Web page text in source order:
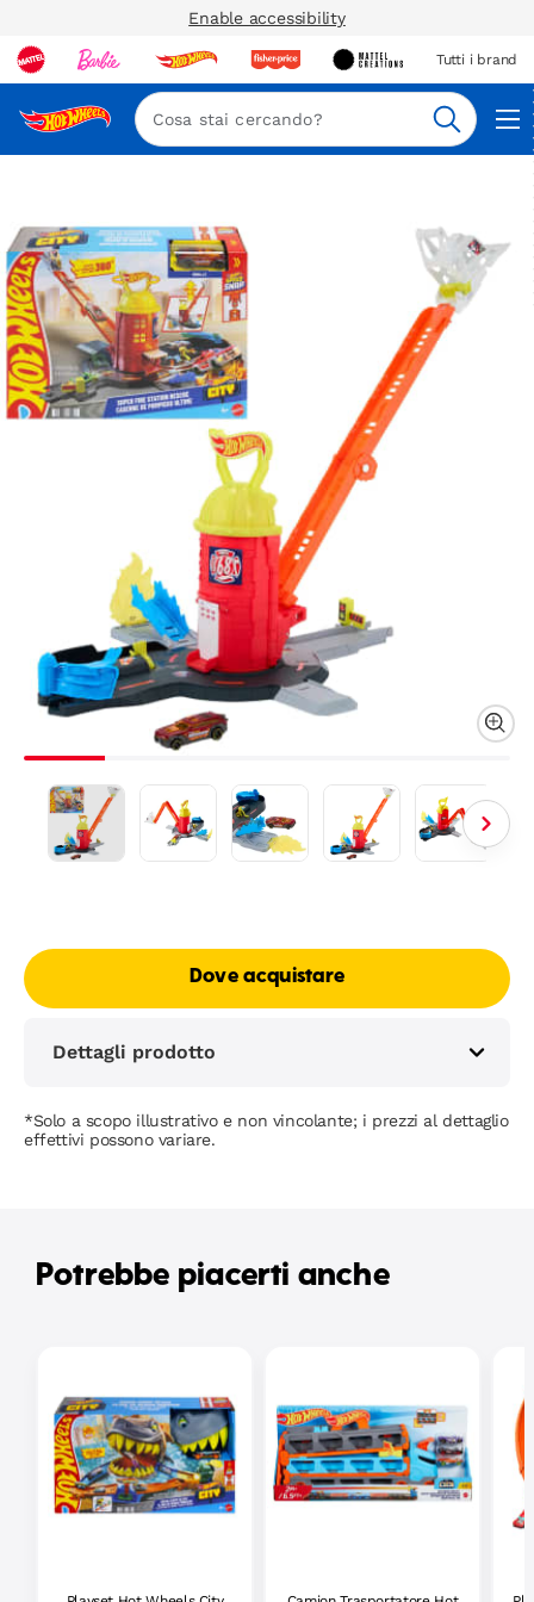
Enable accessibility
Tutti i brand
Cerca
Dove acquistare
Dettagli prodotto
*Solo a scopo illustrativo e non vincolante; i prezzi al dettaglio
effettivi possono variare.
Potrebbe piacerti anche